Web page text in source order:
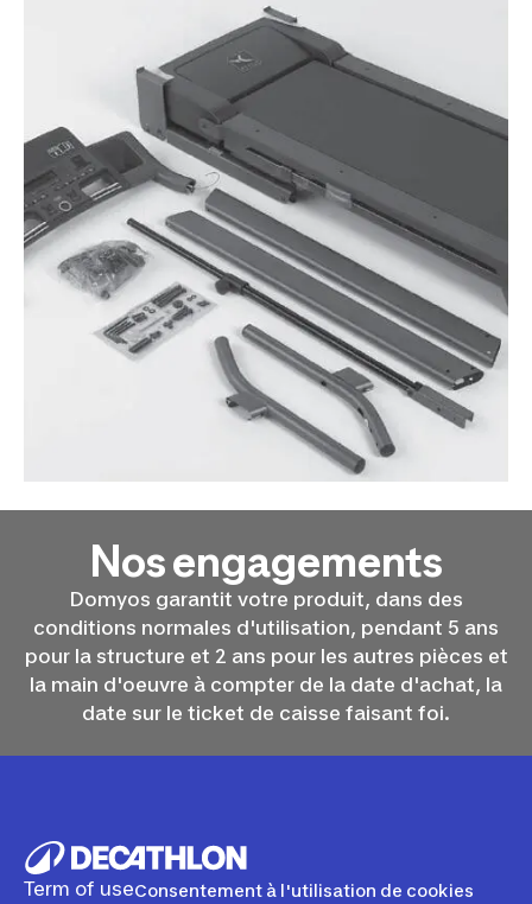
Nos engagements
Domyos garantit votre produit, dans des
conditions normales d'utilisation, pendant 5 ans
pour la structure et 2 ans pour les autres pièces et
la main d'oeuvre à compter de la date d'achat, la
date sur le ticket de caisse faisant foi.
Term of useConsentement à l'utilisation de cookies